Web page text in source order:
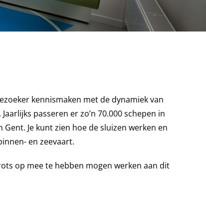
kennismaken met de dynamiek van
passeren er zo’n 70.000 schepen in
Je kunt zien hoe de sluizen werken en
en zeevaart.
op mee te hebben mogen werken aan dit